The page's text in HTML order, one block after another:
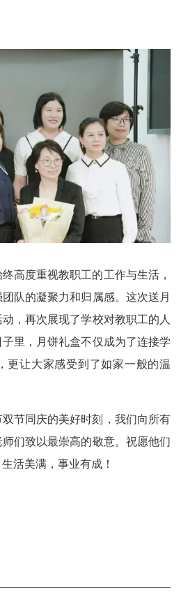
高度重视教职工的工作与生活，
队的凝聚力和归属感。这次送月
，再次展现了学校对教职工的人
里，月饼礼盒不仅成为了连接学
更让大家感受到了如家一般的温
节同庆的美好时刻，我们向所有
们致以最崇高的敬意。祝愿他们
活美满，事业有成！